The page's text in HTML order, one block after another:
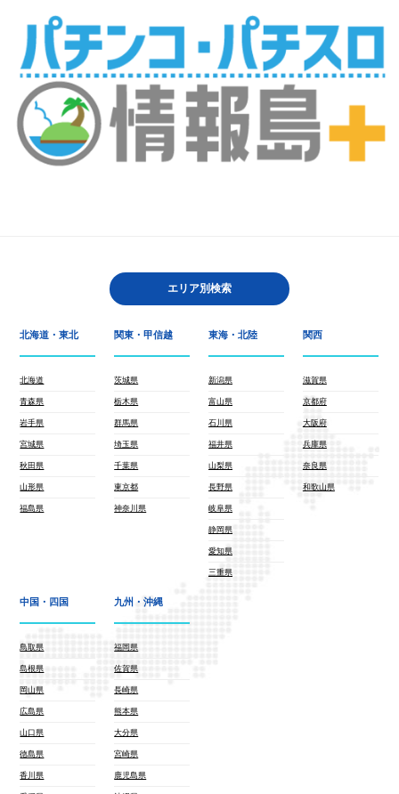
エリア別検索
北海道・東北
北海道
青森県
岩手県
宮城県
秋田県
山形県
福島県
関東・甲信越
茨城県
栃木県
群馬県
埼玉県
千葉県
東京都
神奈川県
東海・北陸
新潟県
富山県
石川県
福井県
山梨県
長野県
岐阜県
静岡県
愛知県
三重県
関西
滋賀県
京都府
大阪府
兵庫県
奈良県
和歌山県
中国・四国
鳥取県
島根県
岡山県
広島県
山口県
徳島県
香川県
九州・沖縄
福岡県
佐賀県
長崎県
熊本県
大分県
宮崎県
鹿児島県